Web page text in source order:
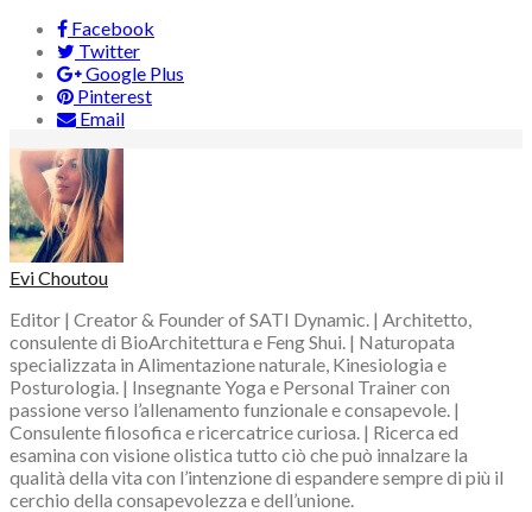
Facebook
Twitter
Google Plus
Pinterest
Email
Evi Choutou
Editor | Creator & Founder of SATI Dynamic. | Architetto,
consulente di BioArchitettura e Feng Shui. | Naturopata
specializzata in Alimentazione naturale, Kinesiologia e
Posturologia. | Insegnante Yoga e Personal Trainer con
passione verso l’allenamento funzionale e consapevole. |
Consulente filosofica e ricercatrice curiosa. | Ricerca ed
esamina con visione olistica tutto ciò che può innalzare la
qualità della vita con l’intenzione di espandere sempre di più il
cerchio della consapevolezza e dell’unione.